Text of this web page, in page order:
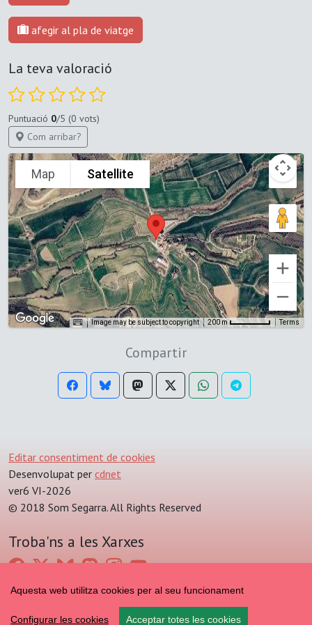
Aquesta web utilitza cookies per al seu funcionament
Configurar les cookies Acceptar totes les cookies
afegir al pla de viatge
La teva valoració
Puntuació 0/5 (0 vots)
Com arribar?
Map Satellite
Image may be subject to copyright 200 m Terms
Compartir
Editar consentiment de cookies
Desenvolupat per cdnet
ver6 VI-2026
© 2018 Som Segarra. All Rights Reserved
Troba'ns a les Xarxes